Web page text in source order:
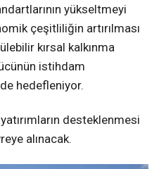
yükseltmeyi
çeşitliliğin artırılması
kırsal kalkınma
istihdam
hedefleniyor.
desteklenmesi
alınacak.